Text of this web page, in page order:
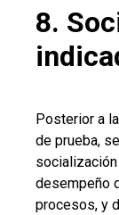
8.
Posterior a
de prueba,
desempeño
procesos, y